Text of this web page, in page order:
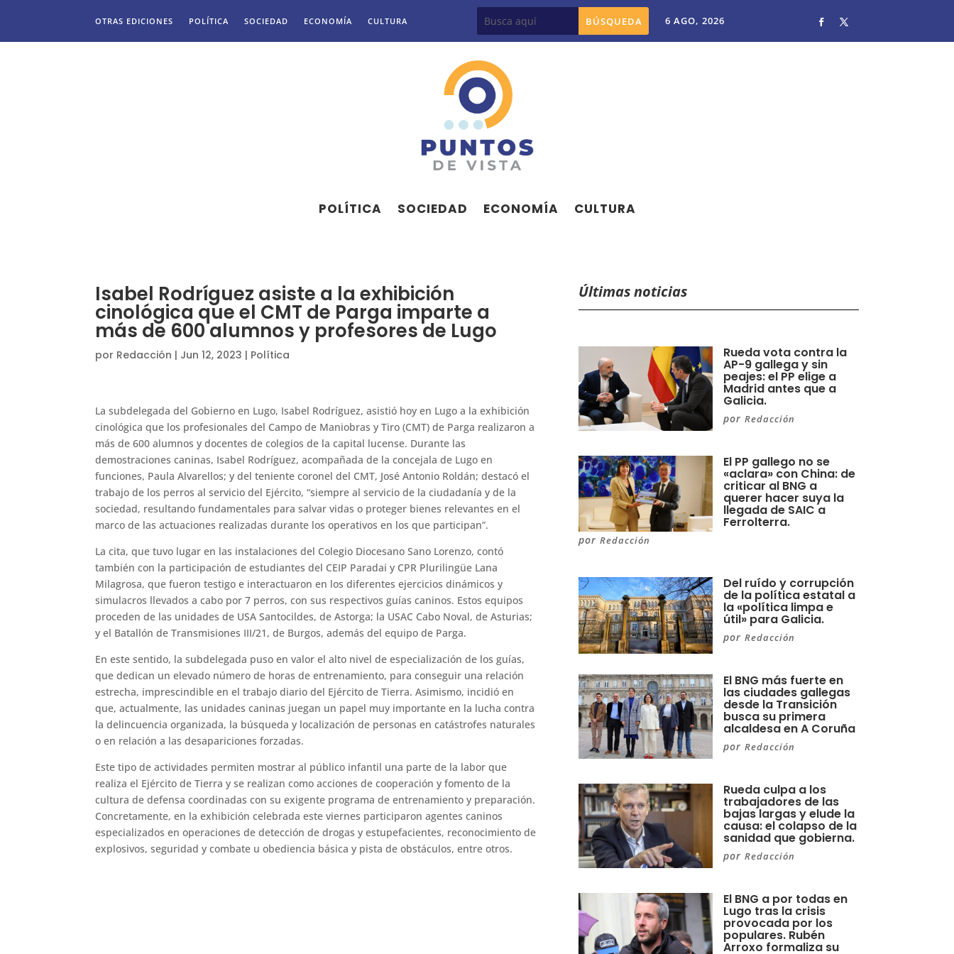
OTRAS EDICIONES POLÍTICA SOCIEDAD ECONOMÍA CULTURA 6 AGO, 2026
POLÍTICA SOCIEDAD ECONOMÍA CULTURA
Isabel Rodríguez asiste a la exhibición
cinológica que el CMT de Parga imparte a
más de 600 alumnos y profesores de Lugo
por Redacción | Jun 12, 2023 | Política
La subdelegada del Gobierno en Lugo, Isabel Rodríguez, asistió hoy en Lugo a la exhibición
cinológica que los profesionales del Campo de Maniobras y Tiro (CMT) de Parga realizaron a
más de 600 alumnos y docentes de colegios de la capital lucense. Durante las
demostraciones caninas, Isabel Rodríguez, acompañada de la concejala de Lugo en
funciones, Paula Alvarellos; y del teniente coronel del CMT, José Antonio Roldán; destacó el
trabajo de los perros al servicio del Ejército, “siempre al servicio de la ciudadanía y de la
sociedad, resultando fundamentales para salvar vidas o proteger bienes relevantes en el
marco de las actuaciones realizadas durante los operativos en los que participan”.
La cita, que tuvo lugar en las instalaciones del Colegio Diocesano Sano Lorenzo, contó
también con la participación de estudiantes del CEIP Paradai y CPR Plurilingüe Lana
Milagrosa, que fueron testigo e interactuaron en los diferentes ejercicios dinámicos y
simulacros llevados a cabo por 7 perros, con sus respectivos guías caninos. Estos equipos
proceden de las unidades de USA Santocildes, de Astorga; la USAC Cabo Noval, de Asturias;
y el Batallón de Transmisiones III/21, de Burgos, además del equipo de Parga.
En este sentido, la subdelegada puso en valor el alto nivel de especialización de los guías,
que dedican un elevado número de horas de entrenamiento, para conseguir una relación
estrecha, imprescindible en el trabajo diario del Ejército de Tierra. Asimismo, incidió en
que, actualmente, las unidades caninas juegan un papel muy importante en la lucha contra
la delincuencia organizada, la búsqueda y localización de personas en catástrofes naturales
o en relación a las desapariciones forzadas.
Este tipo de actividades permiten mostrar al público infantil una parte de la labor que
realiza el Ejército de Tierra y se realizan como acciones de cooperación y fomento de la
cultura de defensa coordinadas con su exigente programa de entrenamiento y preparación.
Concretamente, en la exhibición celebrada este viernes participaron agentes caninos
especializados en operaciones de detección de drogas y estupefacientes, reconocimiento de
explosivos, seguridad y combate u obediencia básica y pista de obstáculos, entre otros.
Últimas noticias
Rueda vota contra la
AP-9 gallega y sin
peajes: el PP elige a
Madrid antes que a
Galicia.
porRedacción
El PP gallego no se
«aclara» con China: de
criticar al BNG a
querer hacer suya la
llegada de SAIC a
Ferrolterra.
por Redacción
Del ruído y corrupción
de la política estatal a
la «política limpa e
útil» para Galicia.
porRedacción
El BNG más fuerte en
las ciudades gallegas
desde la Transición
busca su primera
alcaldesa en A Coruña
porRedacción
Rueda culpa a los
trabajadores de las
bajas largas y elude la
causa: el colapso de la
sanidad que gobierna.
porRedacción
El BNG a por todas en
Lugo tras la crisis
provocada por los
populares. Rubén
Arroxo formaliza su